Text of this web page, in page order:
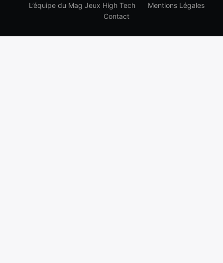
L’équipe du Mag Jeux High Tech
Mentions Légales
Contact